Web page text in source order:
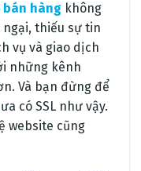
bán hàng không
thiếu sự tin
vụ và giao dịch
những kênh
Và bạn đừng để
có SSL như vậy.
website cũng